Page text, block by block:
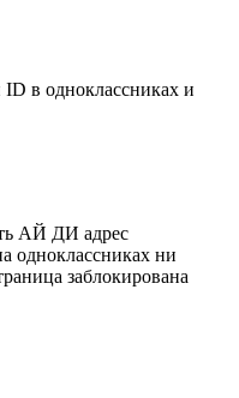
в одноклассниках и
АЙ ДИ адрес
одноклассниках ни
заблокирована